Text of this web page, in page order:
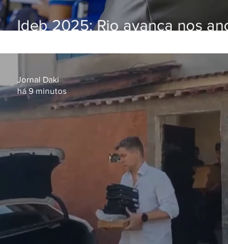
Ideb 2025: Rio avança nos
nacional
Jornal Daki
há 9 minutos